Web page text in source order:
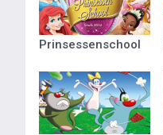
Prinsessenschool